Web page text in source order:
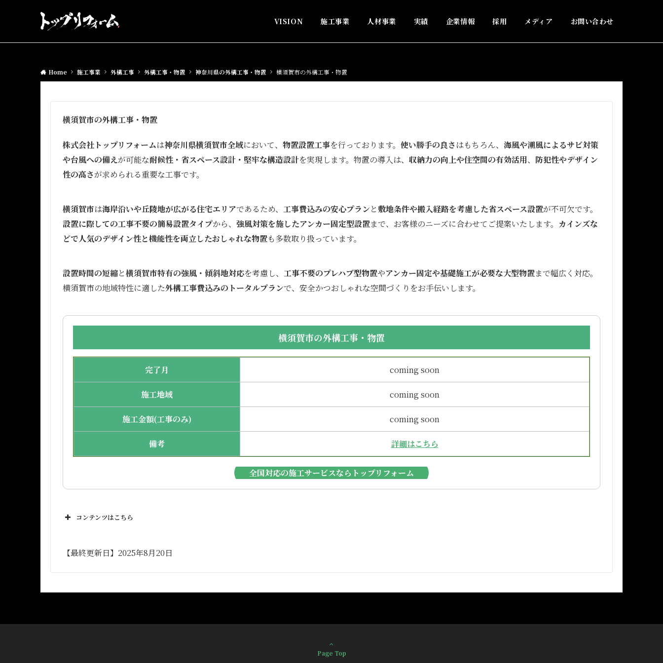
VISION 施工事業 人材事業 実績 企業情報 採用 メディア お問い合わせ
Home 施工事業 外構工事 外構工事・物置 神奈川県の外構工事・物置 横須賀市の外構工事・物置
横須賀市の外構工事・物置
株式会社トップリフォームは神奈川県横須賀市全域において、 物置設置工事を行っております。 使い勝手の良さ はもちろん、 海風や潮風によるサビ対策
や台風への備えが可能な耐候性・省スペース設計・堅牢な構造設計を実現します。物置の導入は、 収納力の向上や住空間の有効活用、 防犯性やデザイン
性の高さが求められる重要な工事です。
横須賀市は海岸沿いや丘陵地が広がる住宅エリアであるため、 工事費込みの安心プランと敷地条件や搬入経路を考慮した省スペース設置が不可欠です。
設置に際しての工事不要の簡易設置タイプから、 強風対策を施したアンカー固定型設置まで、お客様のニーズに合わせてご提案いたします。 カインズな
どで人気のデザイン性と機能性を両立したおしゃれな物置も多数取り扱っています。
設置時間の短縮と横須賀市特有の強風・傾斜地対応を考慮し、 工事不要のプレハブ型物置やアンカー固定や基礎施工が必要な大型物置まで幅広く対応。
横須賀市の地域特性に適した外構工事費込みのトータルプランで、安全かつおしゃれな空間づくりをお手伝いします。
横須賀市の外構工事・物置
完了月 coming soon
施工地域 coming soon
施工金額(工事のみ) coming soon
備考 詳細はこちら
全国対応の施工サービスならトップリフォーム
コンテンツはこちら
【最終更新日】2025年8月20日
Page Top